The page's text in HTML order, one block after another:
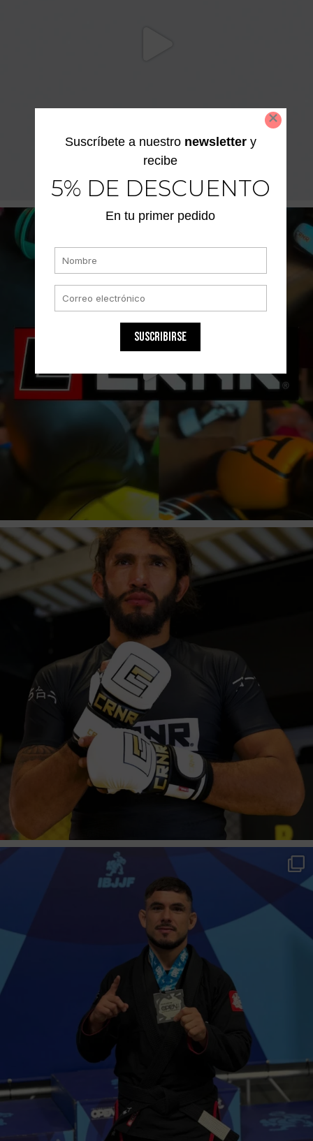
Suscríbete a nuestro newslettery
recibe
5% DE DESCUENTO
En tu primer pedido
SUSCRIBIRSE